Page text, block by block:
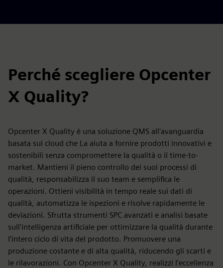
Perché scegliere Opcenter
X Quality?
Opcenter X Quality è una soluzione QMS all'avanguardia
basata sul cloud che La aiuta a fornire prodotti innovativi e
sostenibili senza compromettere la qualità o il time-to-
market. Mantieni il pieno controllo dei suoi processi di
qualità, responsabilizza il suo team e semplifica le
operazioni. Ottieni visibilità in tempo reale sui dati di
qualità, automatizza le ispezioni e risolve rapidamente le
deviazioni. Sfrutta strumenti SPC avanzati e analisi basate
sull'intelligenza artificiale per ottimizzare la qualità durante
l'intero ciclo di vita del prodotto. Promuovere una
produzione costante e di alta qualità, riducendo gli scarti e
le rilavorazioni. Con Opcenter X Quality, realizzi l'eccellenza